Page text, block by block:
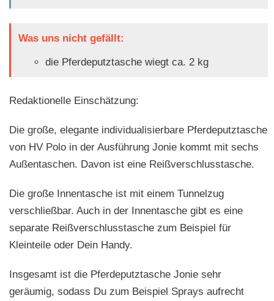
Was uns nicht gefällt:
die Pferdeputztasche wiegt ca. 2 kg
Redaktionelle Einschätzung:
Die große, elegante individualisierbare Pferdeputztasche
von HV Polo in der Ausführung Jonie kommt mit sechs
Außentaschen. Davon ist eine Reißverschlusstasche.
Die große Innentasche ist mit einem Tunnelzug
verschließbar. Auch in der Innentasche gibt es eine
separate Reißverschlusstasche zum Beispiel für
Kleinteile oder Dein Handy.
Insgesamt ist die Pferdeputztasche Jonie sehr
geräumig, sodass Du zum Beispiel Sprays aufrecht